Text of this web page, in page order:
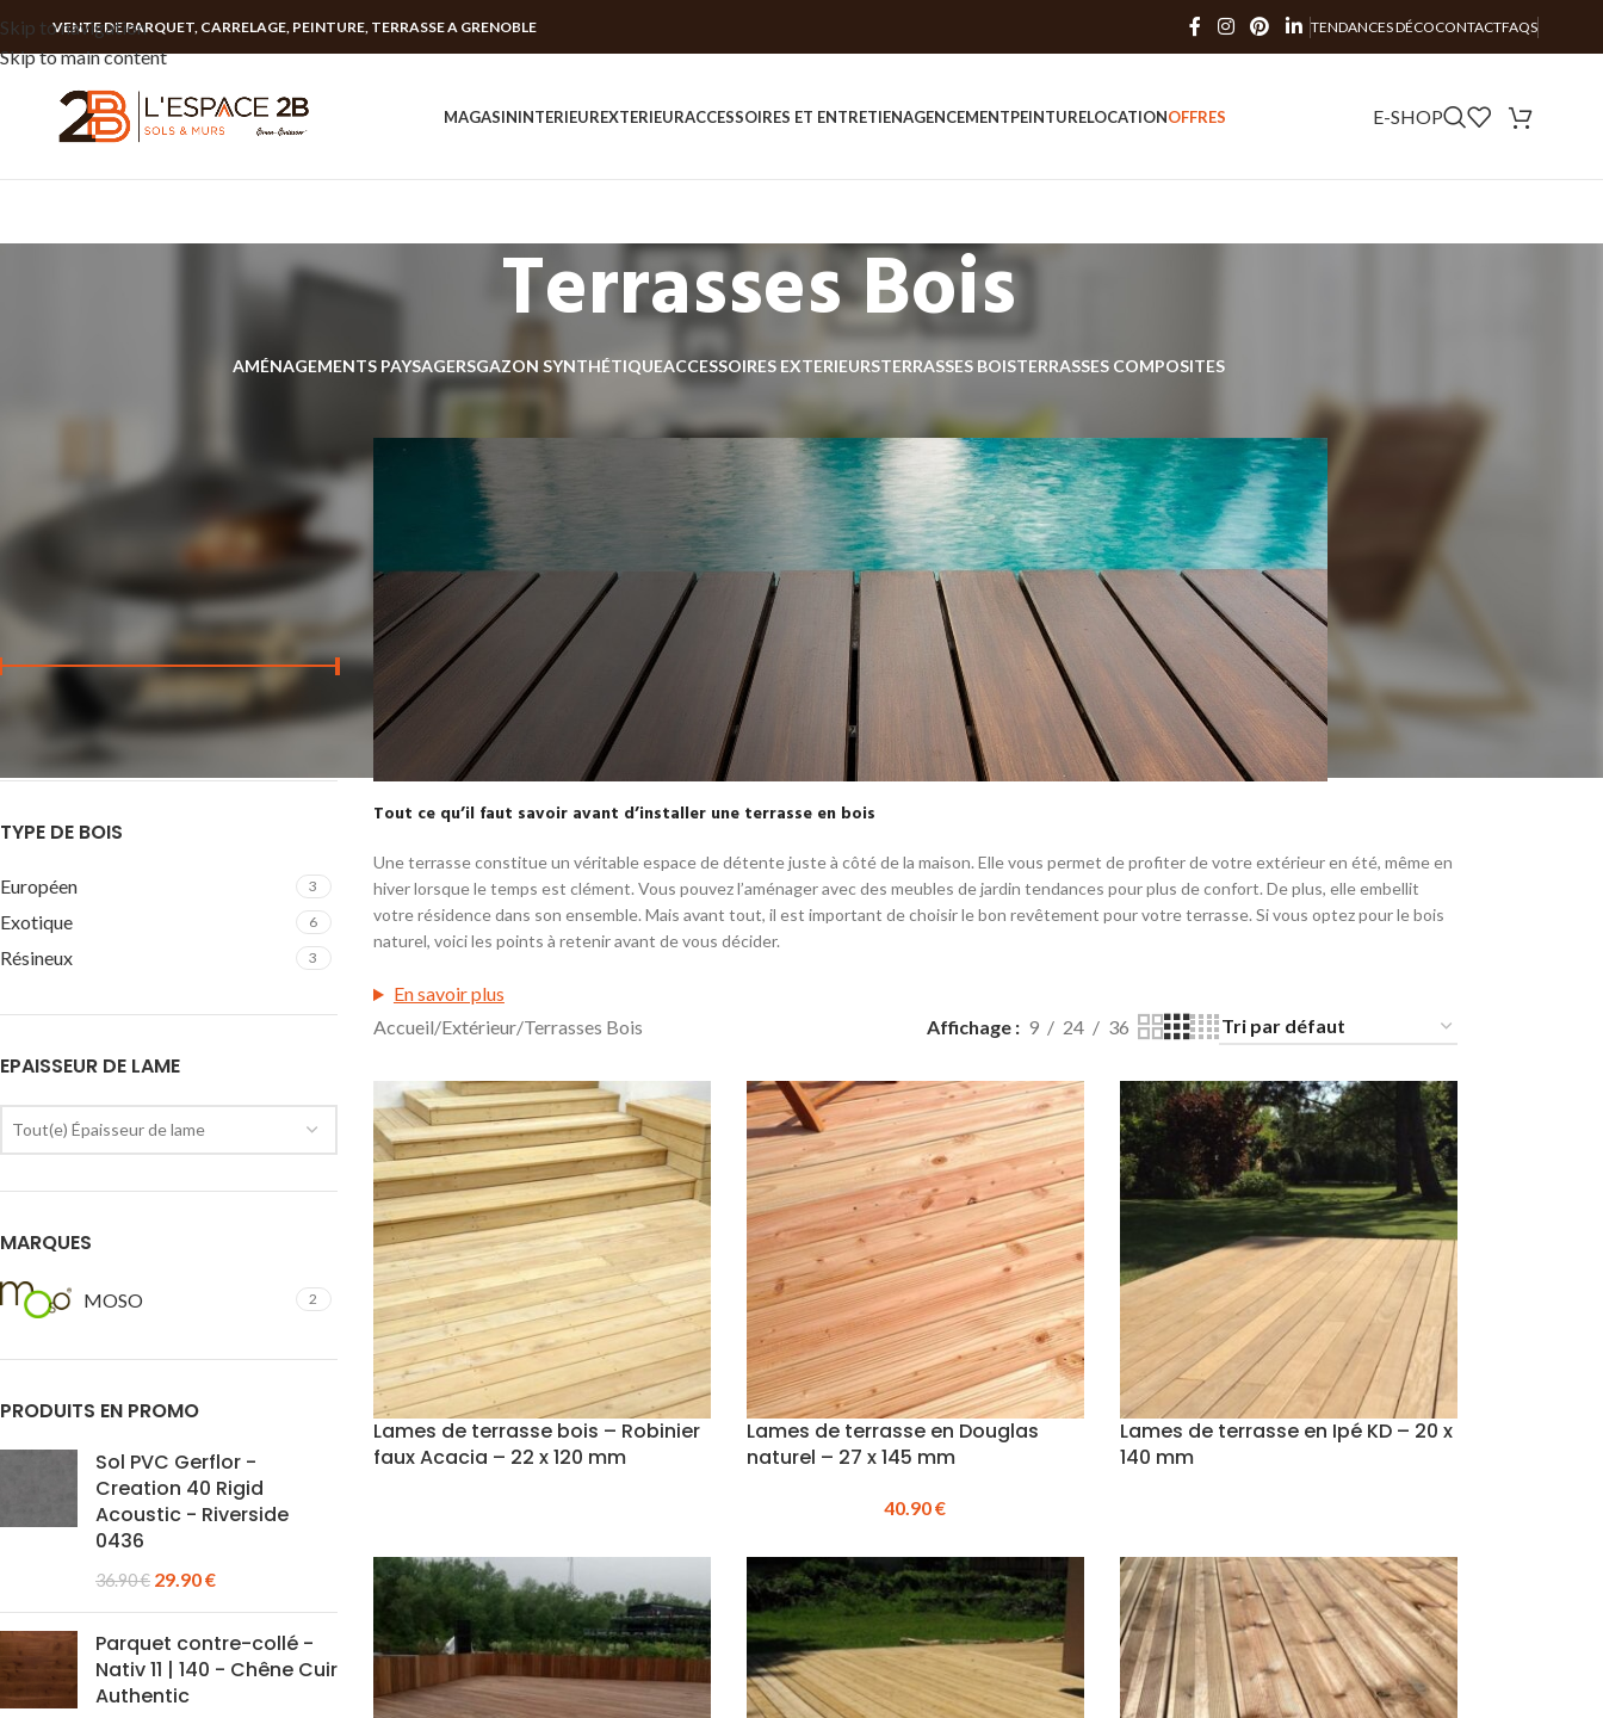
Skip to navigation
Skip to main content
VENTE DE PARQUET, CARRELAGE, PEINTURE, TERRASSE A GRENOBLE TENDANCES DÉCOCONTACTFAQS
MAGASININTERIEUREXTERIEURACCESSOIRES ET ENTRETIENAGENCEMENTPEINTURELOCATIONOFFRES E-SHOP
Terrasses Bois
AMÉNAGEMENTS PAYSAGERSGAZON SYNTHÉTIQUEACCESSOIRES EXTERIEURSTERRASSES BOISTERRASSES COMPOSITES
En stock
FILTRER PAR PRIX
FILTRER
—120 €
TYPE DE BOIS
Européen 3
Exotique 6
Résineux 3
EPAISSEUR DE LAME
Tout(e) Épaisseur de lame
MARQUES
MOSO 2
PRODUITS EN PROMO
Sol PVC Gerflor -
Creation 40 Rigid
Acoustic - Riverside
0436
36.90€ 29.90€
Parquet contre-collé -
Nativ 11 | 140 - Chêne Cuir
Authentic
TERRASSE BOIS
Le choix et la pose d’une terrasse bois nécessitent conseils et
accompagnement. Nos spécialistes sont disponibles du lundi au
vendredi pour vous accueillir et vous guider dans vos projets.
Demander un devis
Tout ce qu’il faut savoir avant d’installer une terrasse en bois
Une terrasse constitue un véritable espace de détente juste à côté de la maison. Elle vous permet de profiter de votre extérieur en été, même en
hiver lorsque le temps est clément. Vous pouvez l’aménager avec des meubles de jardin tendances pour plus de confort. De plus, elle embellit
votre résidence dans son ensemble. Mais avant tout, il est important de choisir le bon revêtement pour votre terrasse. Si vous optez pour le bois
naturel, voici les points à retenir avant de vous décider.
En savoir plus
Accueil Extérieur Terrasses Bois Affichage 9 24 36
Lames de terrasse bois – Robinier
faux Acacia – 22 x 120 mm
Lames de terrasse en Douglas
naturel – 27 x 145 mm
40.90€
Lames de terrasse en Ipé KD – 20 x
140 mm